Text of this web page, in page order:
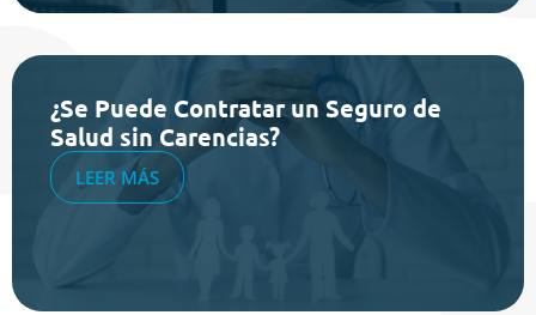
¿Se Puede Contratar un Seguro de
Salud sin Carencias?
LEER MÁS